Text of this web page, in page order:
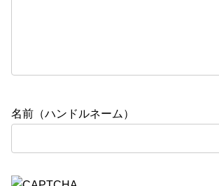
名前（ハンドルネーム）